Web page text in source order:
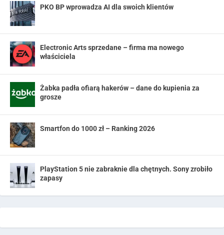
PKO BP wprowadza AI dla swoich klientów
Electronic Arts sprzedane – firma ma nowego
właściciela
Żabka padła ofiarą hakerów – dane do kupienia za
grosze
Smartfon do 1000 zł – Ranking 2026
PlayStation 5 nie zabraknie dla chętnych. Sony zrobiło
zapasy